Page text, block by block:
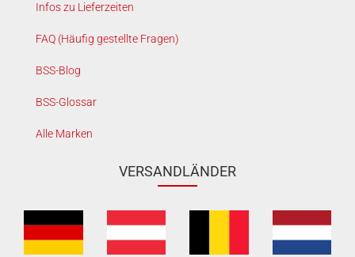
Infos zu Lieferzeiten
FAQ (Häufig gestellte Fragen)
BSS-Blog
BSS-Glossar
Alle Marken
VERSANDLÄNDER